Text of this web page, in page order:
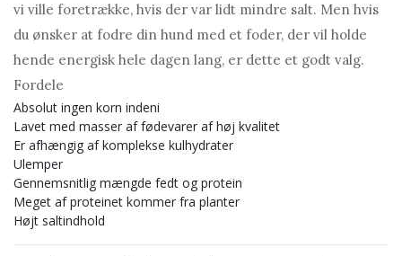
vi ville foretrække, hvis der var lidt mindre salt. Men hvis
du ønsker at fodre din hund med et foder, der vil holde
hende energisk hele dagen lang, er dette et godt valg.
Fordele
Absolut ingen korn indeni
Lavet med masser af fødevarer af høj kvalitet
Er afhængig af komplekse kulhydrater
Ulemper
Gennemsnitlig mængde fedt og protein
Meget af proteinet kommer fra planter
Højt saltindhold